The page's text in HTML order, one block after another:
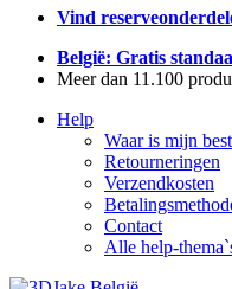
Vind
België: Gratis
Meer dan 11.100
Help
Waar is mijn
Retourneringen
Verzendkosten
Contact
Alle help-